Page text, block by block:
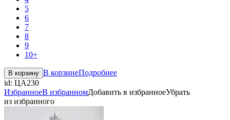
5
6
7
8
9
10+
В корзину В корзинеПодробнее
id: ЦА230
ИзбранноеВ избранномДобавить в избранноеУбрать
из избранного